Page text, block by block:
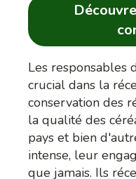
Les responsables
crucial dans la
conservation des
la qualité des
pays et bien
intense, leur
que jamais. Ils